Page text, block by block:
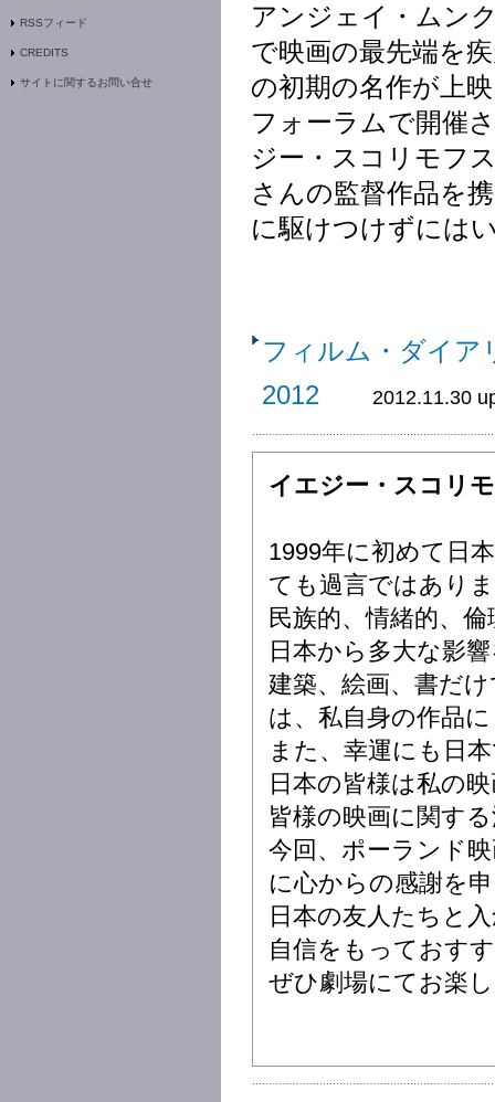
RSSフィード
CREDITS
サイトに関するお問い合せ
アンジェイ・ムン
で映画の最先端を
の初期の名作が上
フォーラムで開催
ジー・スコリモフ
さんの監督作品を
に駆けつけずには
フィルム・ダイア
2012
2012.11.30
イエジー・スコリ
1999年に初めて日
ても過言ではあり
民族的、情緒的、
日本から多大な影
建築、絵画、書だ
は、私自身の作品
また、幸運にも日
日本の皆様は私の
皆様の映画に関す
今回、ポーランド
に心からの感謝を
日本の友人たちと
自信をもっておす
ぜひ劇場にてお楽